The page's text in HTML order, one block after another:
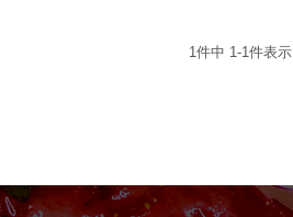
1件中 1-1件表示